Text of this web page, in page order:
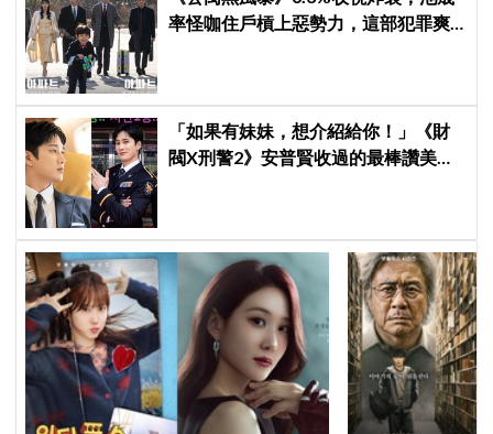
率怪咖住戶槓上惡勢力，這部犯罪爽
「如果有妹妹，想介紹給你！」《財
閥X刑警2》安普賢收過的最棒讚美，